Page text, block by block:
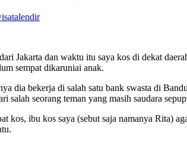
Jakarta dan waktu itu saya kos di dekat
sempat dikaruniai anak.
dia bekerja di salah satu bank swasta di
salah seorang teman yang masih saudara
kos, ibu kos saya (sebut saja namanya Rita)